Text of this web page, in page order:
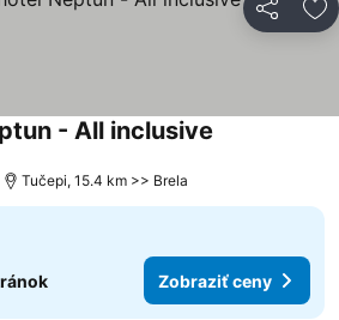
Zdieľať
- All inclusive
Tučepi, 15.4 km >> Brela
Zobraziť ceny